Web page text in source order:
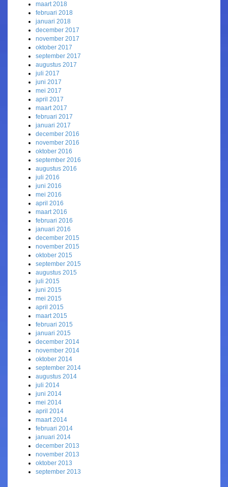
maart 2018
februari 2018
januari 2018
december 2017
november 2017
oktober 2017
september 2017
augustus 2017
juli 2017
juni 2017
mei 2017
april 2017
maart 2017
februari 2017
januari 2017
december 2016
november 2016
oktober 2016
september 2016
augustus 2016
juli 2016
juni 2016
mei 2016
april 2016
maart 2016
februari 2016
januari 2016
december 2015
november 2015
oktober 2015
september 2015
augustus 2015
juli 2015
juni 2015
mei 2015
april 2015
maart 2015
februari 2015
januari 2015
december 2014
november 2014
oktober 2014
september 2014
augustus 2014
juli 2014
juni 2014
mei 2014
april 2014
maart 2014
februari 2014
januari 2014
december 2013
november 2013
oktober 2013
september 2013